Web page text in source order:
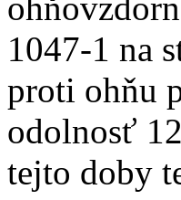
1047-1 na
proti ohňu
odolnosť
tejto doby